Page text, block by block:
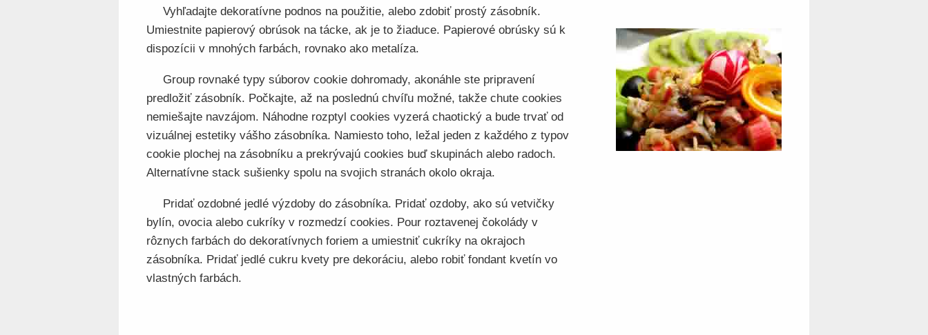
Vyhľadajte dekoratívne podnos na použitie, alebo zdobiť prostý zásobník.
Umiestnite papierový obrúsok na tácke, ak je to žiaduce. Papierové obrúsky sú k
dispozícii v mnohých farbách, rovnako ako metalíza.
Group rovnaké typy súborov cookie dohromady, akonáhle ste pripravení
predložiť zásobník. Počkajte, až na poslednú chvíľu možné, takže chute cookies
nemiešajte navzájom. Náhodne rozptyl cookies vyzerá chaotický a bude trvať od
vizuálnej estetiky vášho zásobníka. Namiesto toho, ležal jeden z každého z typov
cookie plochej na zásobníku a prekrývajú cookies buď skupinách alebo radoch.
Alternatívne stack sušienky spolu na svojich stranách okolo okraja.
Pridať ozdobné jedlé výzdoby do zásobníka. Pridať ozdoby, ako sú vetvičky
bylín, ovocia alebo cukríky v rozmedzí cookies. Pour roztavenej čokolády v
rôznych farbách do dekoratívnych foriem a umiestniť cukríky na okrajoch
zásobníka. Pridať jedlé cukru kvety pre dekoráciu, alebo robiť fondant kvetín vo
vlastných farbách.